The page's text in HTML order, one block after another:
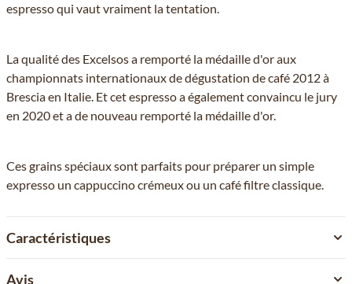
espresso qui vaut vraiment la tentation.
La qualité des Excelsos a remporté la médaille d'or aux
championnats internationaux de dégustation de café 2012 à
Brescia en Italie. Et cet espresso a également convaincu le jury
en 2020 et a de nouveau remporté la médaille d'or.
Ces grains spéciaux sont parfaits pour préparer un simple
expresso un cappuccino crémeux ou un café filtre classique.
Caractéristiques
Avis